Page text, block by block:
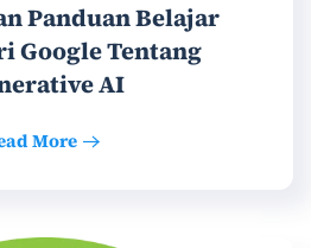
Panduan Belajar
Google Tentang
AI
More